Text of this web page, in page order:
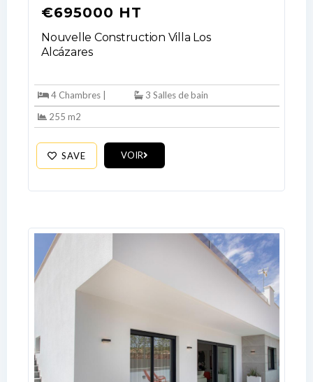
€695000 HT
Nouvelle Construction Villa Los
Alcázares
4 Chambres |
3 Salles de bain
255 m2
SAVE VOIR
Don't have an account?
Username
No apps configured. Please contact
your administrator.